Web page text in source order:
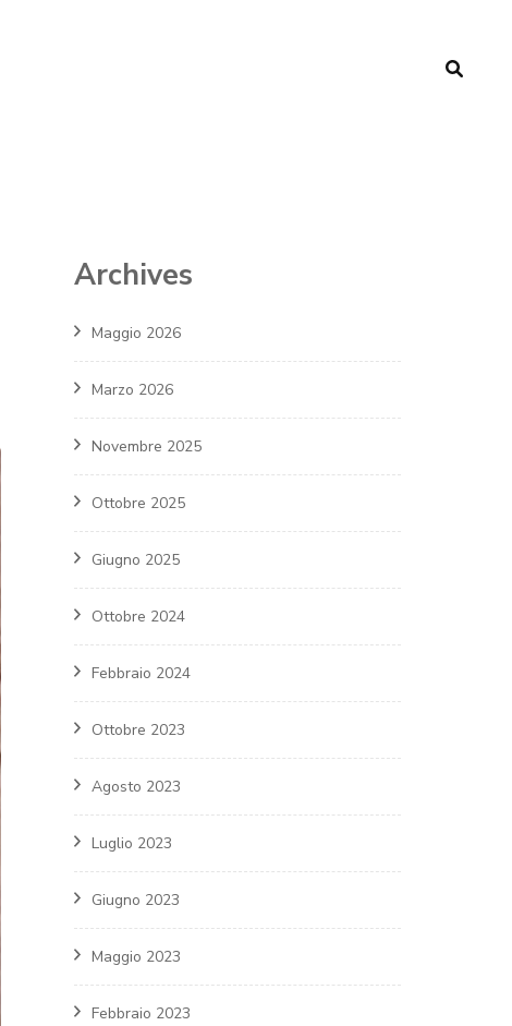
Archives
Maggio 2026
Marzo 2026
Novembre 2025
Ottobre 2025
Giugno 2025
Ottobre 2024
Febbraio 2024
Ottobre 2023
Agosto 2023
Luglio 2023
Giugno 2023
Maggio 2023
Febbraio 2023